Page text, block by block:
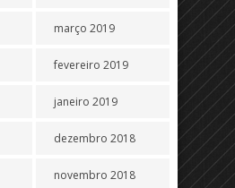
março 2019
fevereiro 2019
janeiro 2019
dezembro 2018
novembro 2018